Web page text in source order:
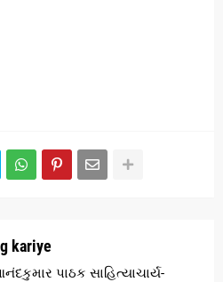
kariye
પાઠક સાહિત્યાચાર્ય-